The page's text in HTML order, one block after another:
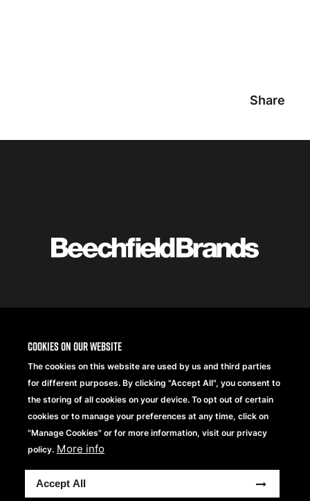
Cookies on our website
The cookies on this website are used by us and third parties
for different purposes. By clicking "Accept All", you consent to
the storing of all cookies on your device. To opt out of certain
cookies or to manage your preferences at any time, click on
"Manage Cookies" or for more information, visit our privacy
policy. More info
Accept All
Share
Logo
Copyright® 2026 Beechfield Brands Ltd. Wszelkie prawa